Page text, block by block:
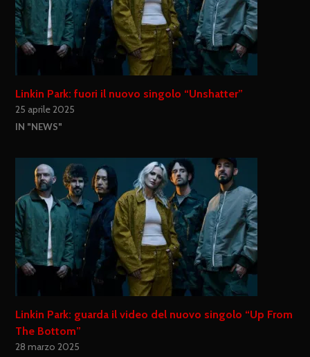
Linkin Park: fuori il nuovo singolo “Unshatter”
25 aprile 2025
IN "NEWS"
Linkin Park: guarda il video del nuovo singolo “Up From
The Bottom”
28 marzo 2025